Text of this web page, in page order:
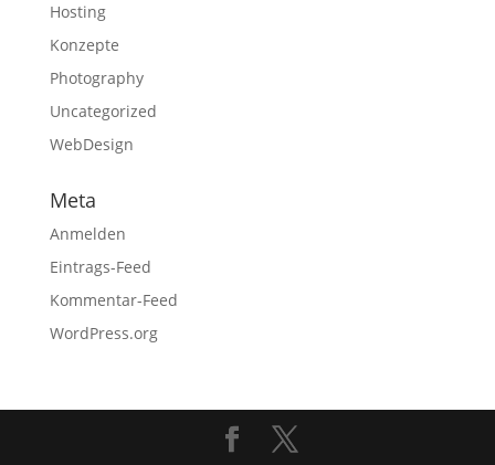
Hosting
Konzepte
Photography
Uncategorized
WebDesign
Meta
Anmelden
Eintrags-Feed
Kommentar-Feed
WordPress.org